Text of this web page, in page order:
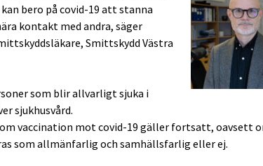
bero på covid-19 att stanna
kontakt med andra, säger
Smittskydd Västra
som blir allvarligt sjuka i
sjukhusvård.
vaccination mot covid-19 gäller fortsatt, oavsett
som allmänfarlig och samhällsfarlig eller ej.